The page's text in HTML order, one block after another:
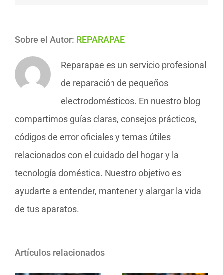
Sobre el Autor: REPARAPAE
Reparapae es un servicio profesional
de reparación de pequeños
electrodomésticos. En nuestro blog
compartimos guías claras, consejos prácticos,
códigos de error oficiales y temas útiles
relacionados con el cuidado del hogar y la
tecnología doméstica. Nuestro objetivo es
ayudarte a entender, mantener y alargar la vida
de tus aparatos.
Artículos relacionados